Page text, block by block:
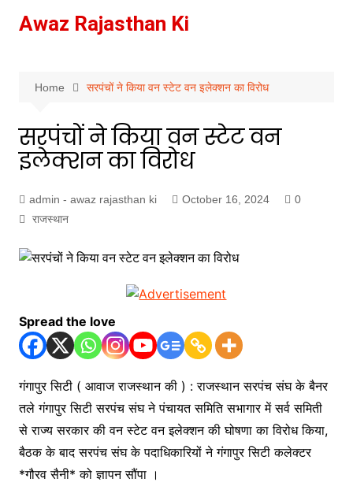
Awaz Rajasthan Ki
Home सरपंचों ने किया वन स्टेट वन इलेक्शन का विरोध
सरपंचों ने किया वन स्टेट वन
इलेक्शन का विरोध
admin - awaz rajasthan ki October 16, 2024
0
राजस्थान
Spread the love
गंगापुर सिटी ( आवाज राजस्थान की ) : राजस्थान सरपंच संघ के बैनर
तले गंगापुर सिटी सरपंच संघ ने पंचायत समिति सभागार में सर्व समिती
से राज्य सरकार की वन स्टेट वन इलेक्शन की घोषणा का विरोध किया,
बैठक के बाद सरपंच संघ के पदाधिकारियों ने गंगापुर सिटी कलेक्टर
*गौरव सैनी* को ज्ञापन सौंपा ।